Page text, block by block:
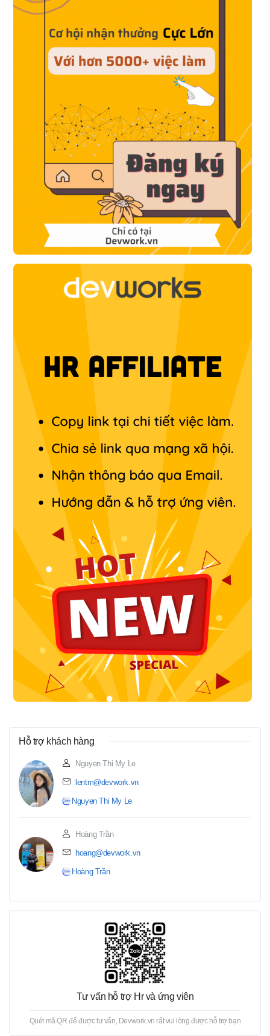
Hỗ trợ khách hàng
Nguyen Thi My Le
lentm@devwork.vn
Nguyen Thi My Le
Hoàng Trần
hoang@devwork.vn
Hoàng Trần
Tư vấn hỗ trợ Hr và ứng viên
Quét mã QR để được tư vấn, Devwork.vn rất vui lòng được hỗ trợ bạn